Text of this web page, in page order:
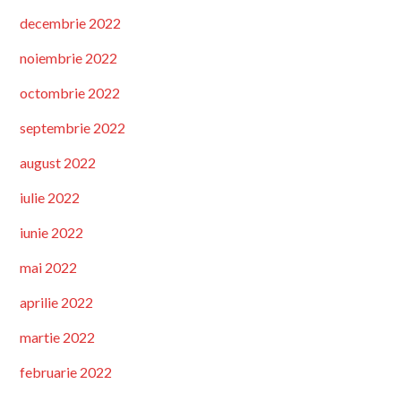
decembrie 2022
noiembrie 2022
octombrie 2022
septembrie 2022
august 2022
iulie 2022
iunie 2022
mai 2022
aprilie 2022
martie 2022
februarie 2022